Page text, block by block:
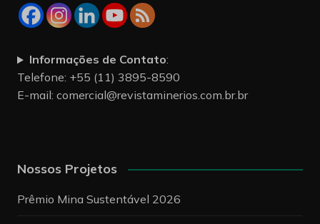
Informações de Contato:
Telefone: +55 (11) 3895-8590
E-mail: comercial@revistaminerios.com.br.br
Nossos Projetos
Prêmio Mina Sustentável 2026